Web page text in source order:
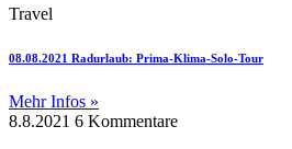
Travel
08.08.2021 Radurlaub: Prima-Klima-Solo-Tour
Mehr Infos »
8.8.2021 6 Kommentare